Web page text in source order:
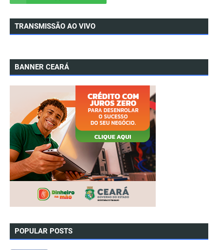
TRANSMISSÃO AO VIVO
BANNER CEARÁ
POPULAR POSTS